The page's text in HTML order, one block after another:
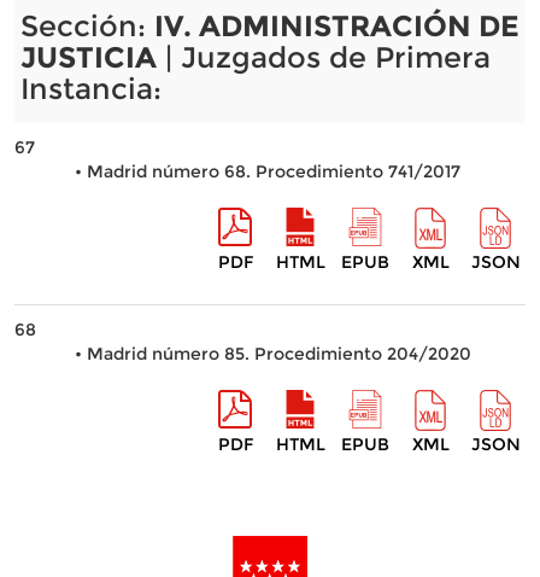
Sección: IV. ADMINISTRACIÓN DE
JUSTICIA| Juzgados de Primera
Instancia:
67
• Madrid número 68. Procedimiento 741/2017
PDF HTML EPUB XML JSON
68
• Madrid número 85. Procedimiento 204/2020
PDF HTML EPUB XML JSON